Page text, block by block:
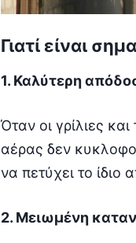
Γιατί είναι
1. Καλύτερη
Όταν οι γρίλιες
αέρας δεν
να πετύχει το ίδιο
2. Μειωμένη